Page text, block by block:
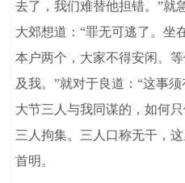
去了，我们难替他担错。”就
大郊想道：“罪无可逃了。坐
本户两个，大家不得安闲。
及我。”就对于良道：“这事
大节三人与我同谋的，如何
三人拘集。三人口称无干，
首明。